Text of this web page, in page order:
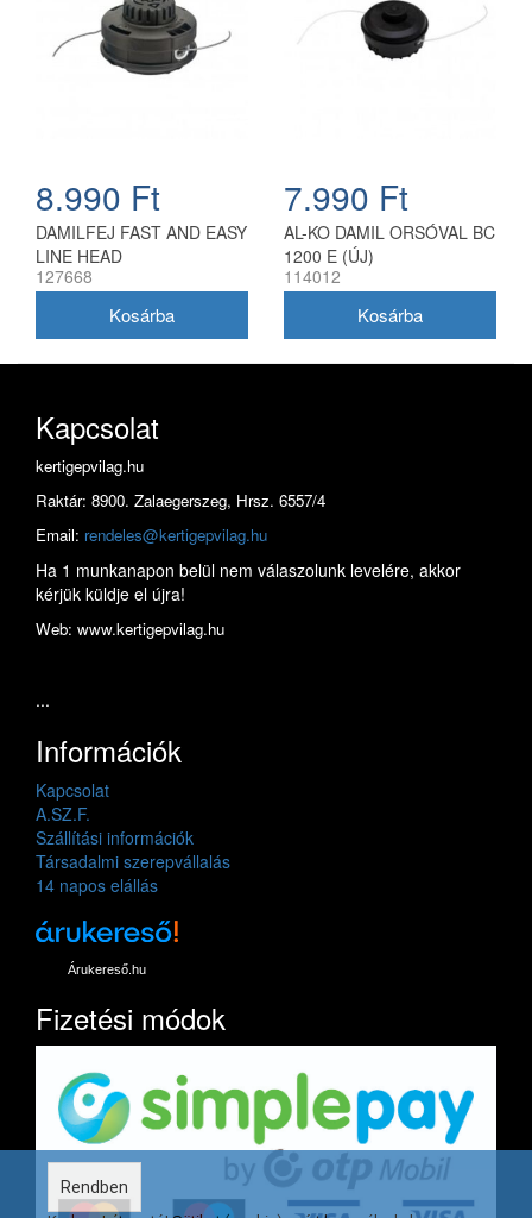
8.990 Ft
DAMILFEJ FAST AND EASY
LINE HEAD
127668
7.990 Ft
AL-KO DAMIL ORSÓVAL BC
1200 E (ÚJ)
114012
Kapcsolat
kertigepvilag.hu
Raktár: 8900. Zalaegerszeg, Hrsz. 6557/4
Email: rendeles@kertigepvilag.hu
Ha 1 munkanapon belül nem válaszolunk levelére, akkor
kérjük küldje el újra!
Web: www.kertigepvilag.hu
...
Információk
Kapcsolat
A.SZ.F.
Szállítási információk
Társadalmi szerepvállalás
14 napos elállás
Árukereső.hu
Fizetési módok
Rendben